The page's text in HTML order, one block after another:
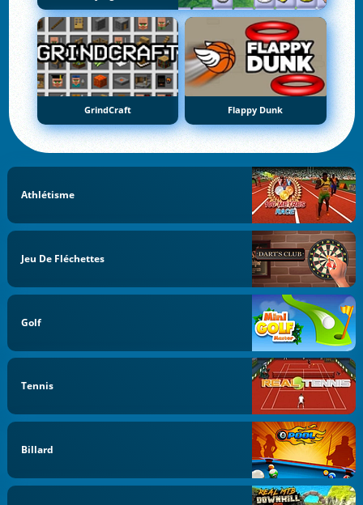
GrindCraft Flappy Dunk
Athlétisme
Jeu De Fléchettes
Golf
Tennis
Billard